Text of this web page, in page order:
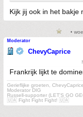
Kijk jij ook in het bakje
•
Moderator
ChevyCaprice
Frankrijk lijkt te
Gerieflijke groeten, ChevyCaprice
Moderator DIG
Russell-supporter (LET'S GO
🇺🇦 Fight Fight Fight! 🇺🇦